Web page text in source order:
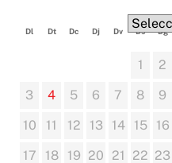
Dl Dt Dc Dj Dv Ds Dg
1
2
3
4 5 6 7 8
9
10
11 12 13 14 15
16
17
18 19 20 21 22 23
Arxius